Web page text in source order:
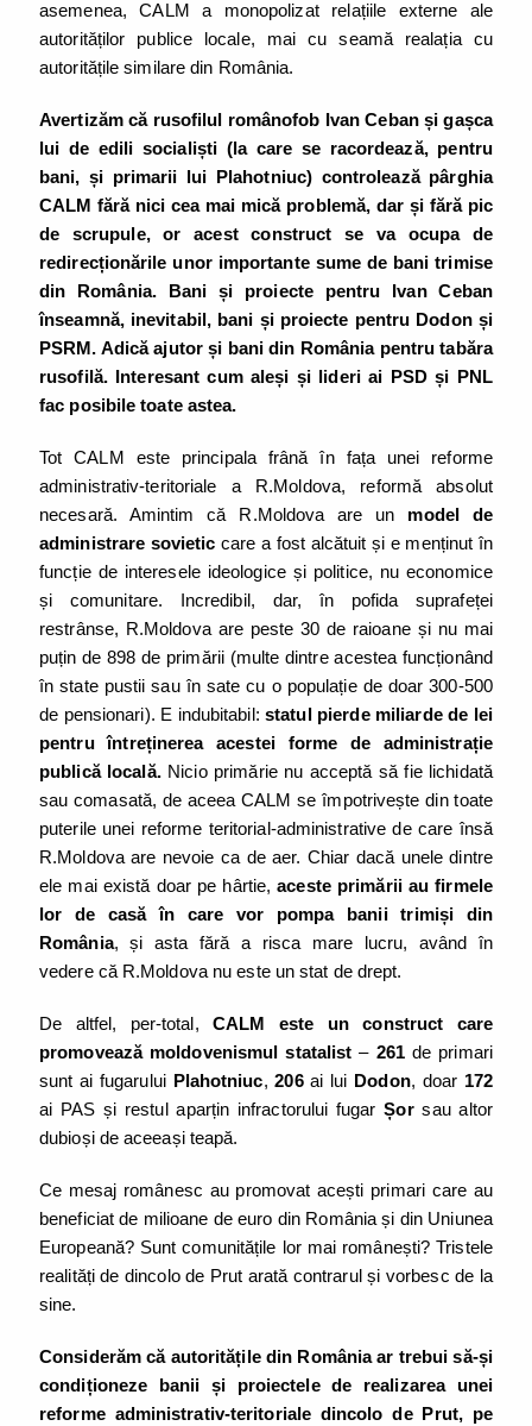
asemenea, CALM a monopolizat relațiile externe ale
autorităților publice locale, mai cu seamă realația cu
autoritățile similare din România.
Avertizăm că rusofilul românofob Ivan Ceban și gașca
lui de edili socialiști (la care se racordează, pentru
bani, și primarii lui Plahotniuc) controlează pârghia
CALM fără nici cea mai mică problemă, dar și fără pic
de scrupule, or acest construct se va ocupa de
redirecționările unor importante sume de bani trimise
din România. Bani și proiecte pentru Ivan Ceban
înseamnă, inevitabil, bani și proiecte pentru Dodon și
PSRM. Adică ajutor și bani din România pentru tabăra
rusofilă. Interesant cum aleși și lideri ai PSD și PNL
fac posibile toate astea.
Tot CALM este principala frână în fața unei reforme
administrativ-teritoriale a R.Moldova, reformă absolut
necesară. Amintim că R.Moldova are un model de
administrare sovietic care a fost alcătuit și e menținut în
funcție de interesele ideologice și politice, nu economice
și comunitare. Incredibil, dar, în pofida suprafeței
restrânse, R.Moldova are peste 30 de raioane și nu mai
puțin de 898 de primării (multe dintre acestea funcționând
în state pustii sau în sate cu o populație de doar 300-500
de pensionari). E indubitabil:statul pierde miliarde de lei
pentru întreținerea acestei forme de administrație
publică locală.Nicio primărie nu acceptă să fie lichidată
sau comasată, de aceea CALM se împotrivește din toate
puterile unei reforme teritorial-administrative de care însă
R.Moldova are nevoie ca de aer. Chiar dacă unele dintre
ele mai există doar pe hârtie,aceste primării au firmele
lor de casă în care vor pompa banii trimiși din
România, și asta fără a risca mare lucru, având în
vedere că R.Moldova nu este un stat de drept.
De altfel, per-total,CALM este un construct care
promovează moldovenismul statalist– 261de primari
sunt ai fugarului Plahotniuc,206ai lui Dodon, doar 172
ai PAS și restul aparțin infractorului fugarȘorsau altor
dubioși de aceeași teapă.
Ce mesaj românesc au promovat acești primari care au
beneficiat de milioane de euro din România și din Uniunea
Europeană? Sunt comunitățile lor mai românești? Tristele
realități de dincolo de Prut arată contrarul și vorbesc de la
sine.
Considerăm că autoritățile din România ar trebui să-și
condiționeze banii și proiectele de realizarea unei
reforme administrativ-teritoriale dincolo de Prut, pe